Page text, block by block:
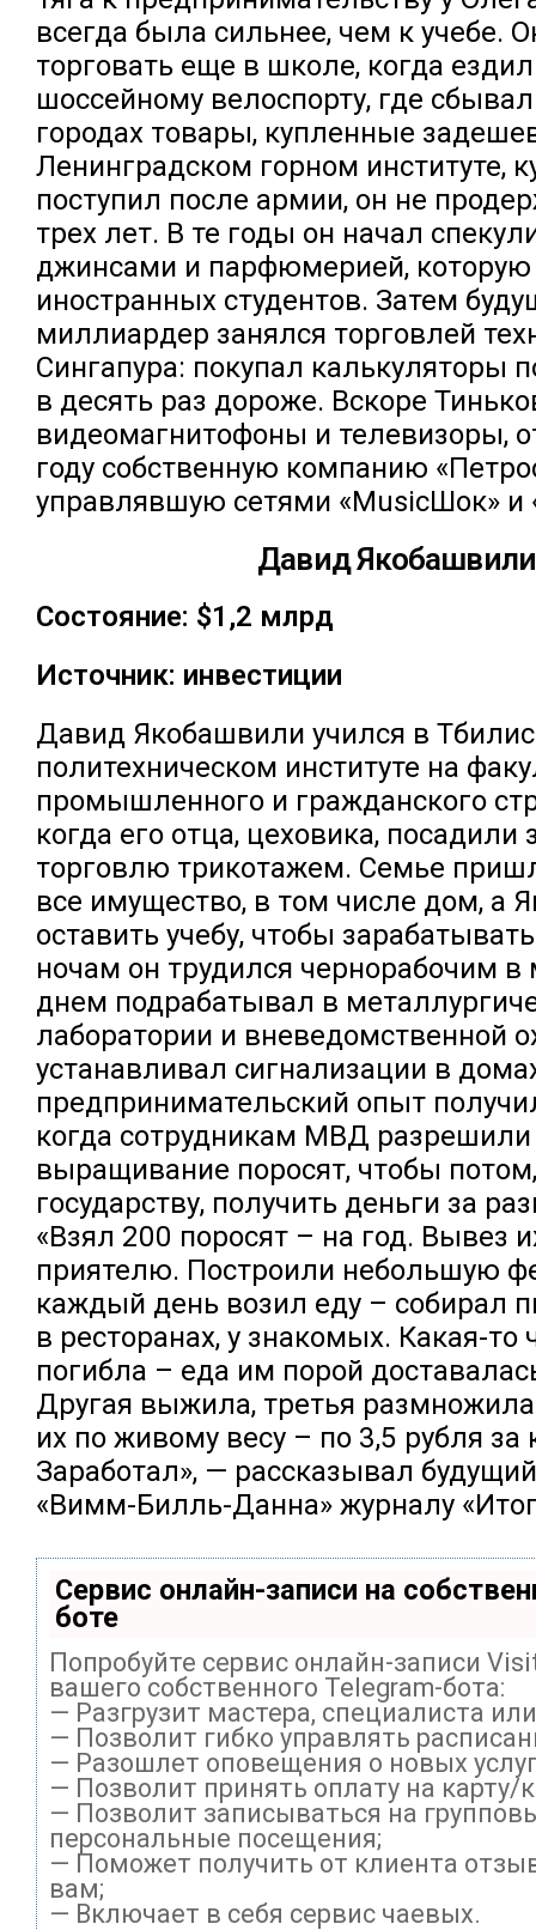
всегда была сильнее, чем к учебе.
торговать еще в школе, когда
шоссейному велоспорту, где
городах товары, купленные
Ленинградском горном институте,
поступил после армии, он не
трех лет. В те годы он начал
джинсами и парфюмерией, которую
иностранных студентов. Затем
миллиардер занялся торговлей
Сингапура: покупал калькуляторы
в десять раз дороже. Вскоре
видеомагнитофоны и телевизоры,
году собственную компанию
управлявшую сетями «MusicШок» и
Давид Якобашвили
Состояние: $1,2 млрд
Источник: инвестиции
Давид Якобашвили учился в
политехническом институте на
промышленного и гражданского
когда его отца, цеховика,
торговлю трикотажем. Семье
все имущество, в том числе дом, а
оставить учебу, чтобы
ночам он трудился чернорабочим в
днем подрабатывал в
лаборатории и вневедомственной
устанавливал сигнализации в
предпринимательский опыт
когда сотрудникам МВД разрешили
выращивание поросят, чтобы
государству, получить деньги за
«Взял 200 поросят – на год. Вывез
приятелю. Построили небольшую
каждый день возил еду – собирал
в ресторанах, у знакомых. Какая-то
погибла – еда им порой
Другая выжила, третья
их по живому весу – по 3,5 рубля
Заработал», — рассказывал
«Вимм-Билль-Данна» журналу
Сервис онлайн-записи на
боте
Попробуйте сервис онлайн-записи
вашего собственного Telegram-бота:
— Разгрузит мастера, специалиста
— Позволит гибко управлять
— Разошлет оповещения о новых
— Позволит принять оплату на карту/
— Позволит записываться на
персональные посещения;
— Поможет получить от клиента
вам;
— Включает в себя сервис чаевых.